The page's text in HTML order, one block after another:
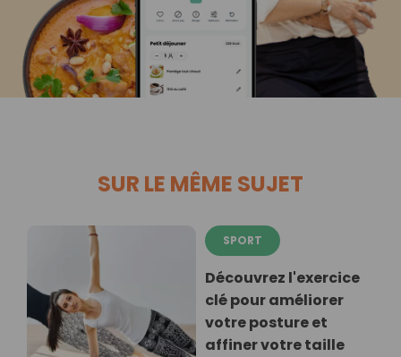
SUR LE MÊME SUJET
SPORT
Découvrez l'exercice
clé pour améliorer
votre posture et
affiner votre taille